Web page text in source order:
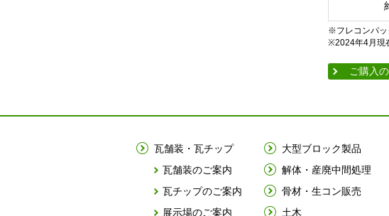
※フレコンパッ
※2024年4月現
ご購入
瓦舗装・瓦チップ
瓦舗装のご案内
瓦チップのご案内
展示場のご案内
大型ブロック製品
解体・産廃中間処理
骨材・生コン販売
土木